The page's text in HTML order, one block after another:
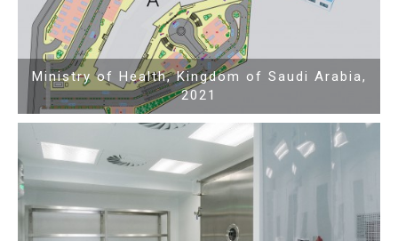
Ministry of Health, Kingdom of Saudi Arabia,
2021
Show PDF